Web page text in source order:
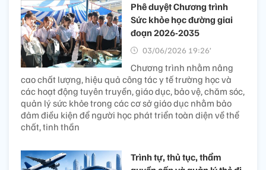
Phê duyệt Chương trình
Sức khỏe học đường giai
đoạn 2026-2035
03/06/2026 19:26’
Chương trình nhằm nâng
cao chất lượng, hiệu quả công tác y tế trường học và
các hoạt động tuyên truyền, giáo dục, bảo vệ, chăm sóc,
quản lý sức khỏe trong các cơ sở giáo dục nhằm bảo
đảm điều kiện để người học phát triển toàn diện về thể
chất, tinh thần
Trình tự, thủ tục, thẩm